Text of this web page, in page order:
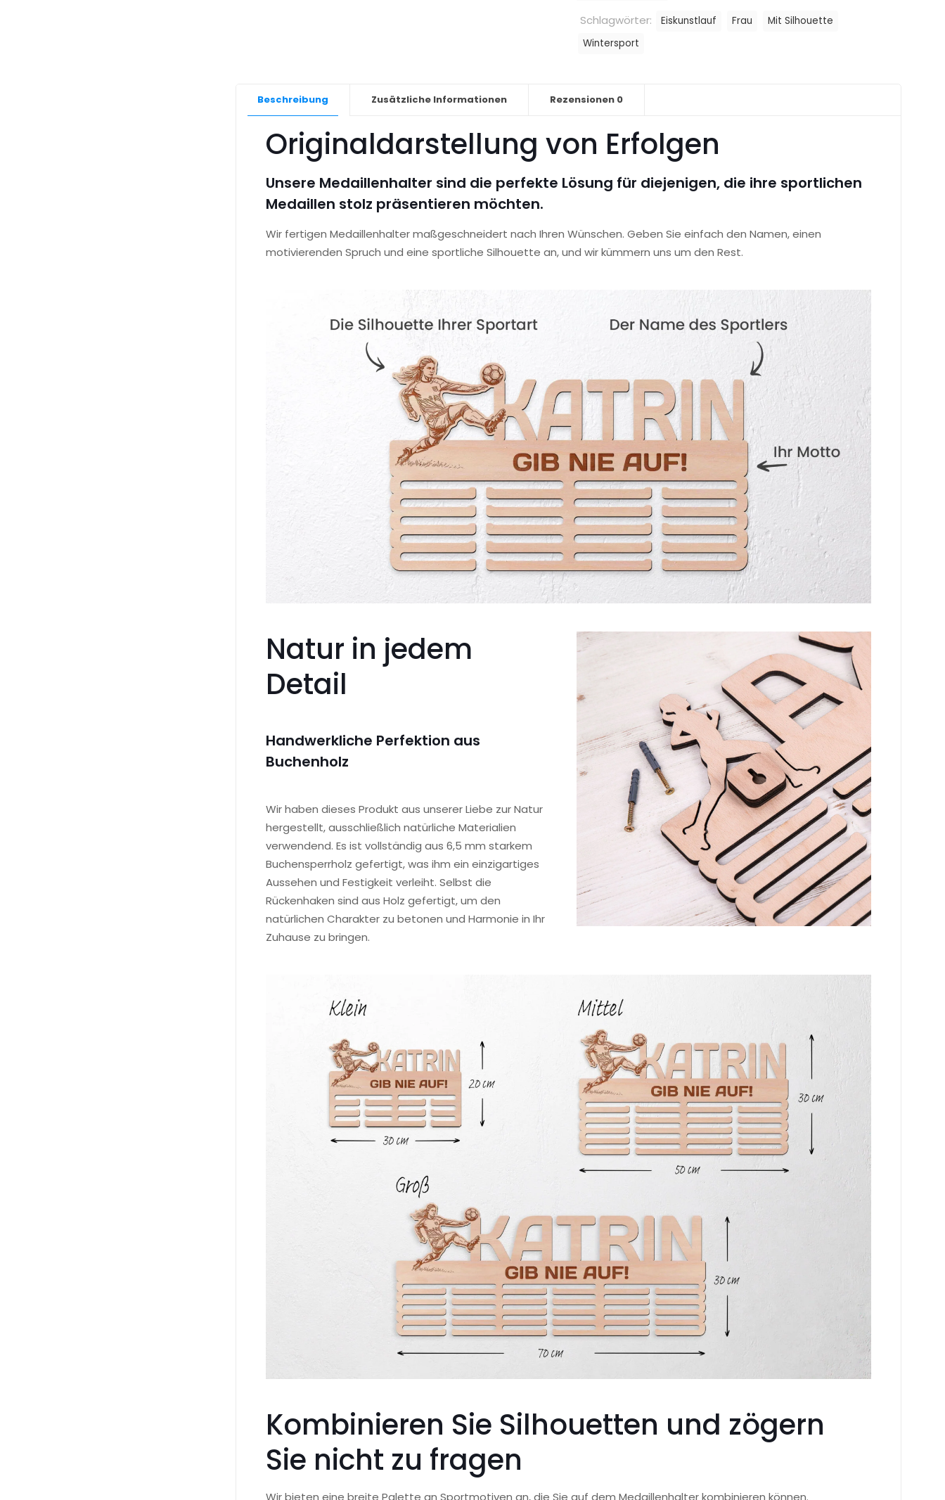
Frau
Menge
Schlagwörter: Eiskunstlauf Frau
Mit Silhouette
Wintersport
Beschreibung Zusätzliche Informationen Rezensionen 0
Originaldarstellung von Erfolgen
Unsere Medaillenhalter sind die perfekte Lösung für diejenigen, die ihre sportlichen
Medaillen stolz präsentieren möchten.
Wir fertigen Medaillenhalter maßgeschneidert nach Ihren Wünschen. Geben Sie einfach den Namen, einen
motivierenden Spruch und eine sportliche Silhouette an, und wir kümmern uns um den Rest.
Natur in jedem
Detail
Handwerkliche Perfektion aus
Buchenholz
Wir haben dieses Produkt aus unserer Liebe zur Natur
hergestellt, ausschließlich natürliche Materialien
verwendend. Es ist vollständig aus 6,5 mm starkem
Buchensperrholz gefertigt, was ihm ein einzigartiges
Aussehen und Festigkeit verleiht. Selbst die
Rückenhaken sind aus Holz gefertigt, um den
natürlichen Charakter zu betonen und Harmonie in Ihr
Zuhause zu bringen.
Kombinieren Sie Silhouetten und zögern
Sie nicht zu fragen
Wir bieten eine breite Palette an Sportmotiven an, die Sie auf dem Medaillenhalter kombinieren können.